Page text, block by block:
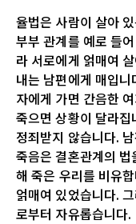
율법은 사람이 살아
부부 관계를 예로 들
라 서로에게 얽매여
내는 남편에게 매입
자에게 가면 간음한
죽으면 상황이 달라
정죄받지 않습니다.
죽음은 결혼관계의
해 죽은 우리를 비유
얽매여 있었습니다.
로부터 자유롭습니다.